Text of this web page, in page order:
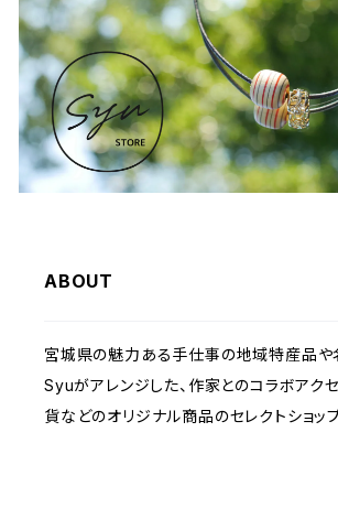
ABOUT
宮城県の魅力ある手仕事の地域特産品や
Syuがアレンジした、作家とのコラボアク
貨などのオリジナル商品のセレクトショップ